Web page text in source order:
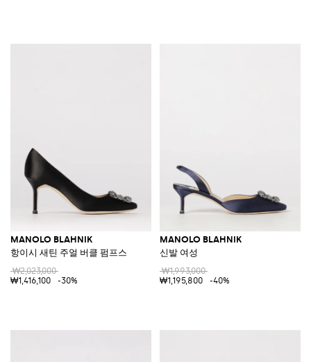
MANOLO BLAHNIK
항이시 새틴 주얼 버클 펌프스
₩2,023,000
₩1,416,100
-30%
MANOLO BLAHNIK
신발 여성
₩1,993,000
₩1,195,800
-40%